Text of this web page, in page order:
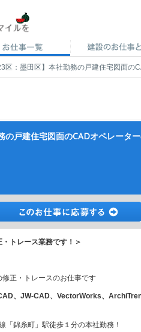
区：墨田区】本社勤務の戸建住宅図面
の戸建住宅図面のCADオペレータ
トレース業務です！＞
正・トレースのお仕事です
、JW-CAD、VectorWorks、
錦糸町」駅徒歩１分の本社勤務！